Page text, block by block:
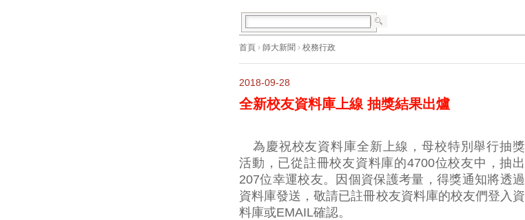
首頁 › 師大新聞 › 校務行政
2018-09-28
全新校友資料庫上線 抽獎結果出爐
為慶祝校友資料庫全新上線，母校特別舉行抽獎
活動，已從註冊校友資料庫的4700位校友中，抽出
207位幸運校友。因個資保護考量，得獎通知將透過
資料庫發送，敬請已註冊校友資料庫的校友們登入資
料庫或EMAIL確認。